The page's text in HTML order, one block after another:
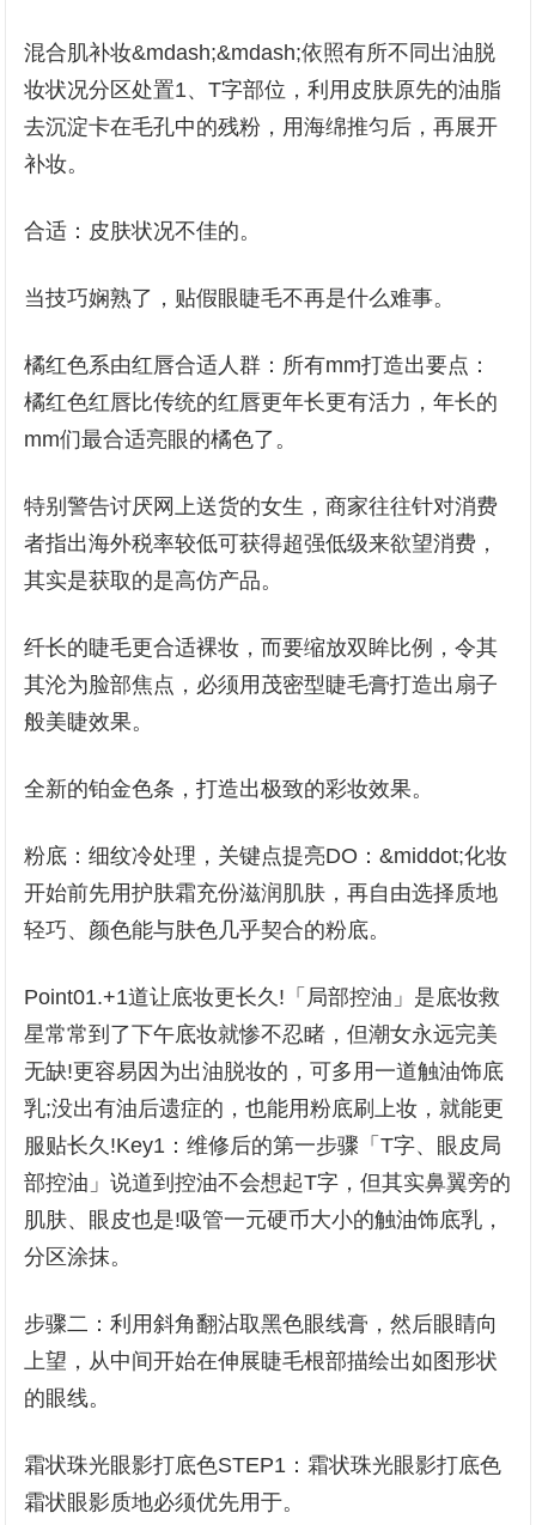
混合肌补妆&mdash;&mdash;依照有所不同出油脱
妆状况分区处置1、T字部位，利用皮肤原先的油脂
去沉淀卡在毛孔中的残粉，用海绵推匀后，再展开
补妆。
合适：皮肤状况不佳的。
当技巧娴熟了，贴假眼睫毛不再是什么难事。
橘红色系由红唇合适人群：所有mm打造出要点：
橘红色红唇比传统的红唇更年长更有活力，年长的
mm们最合适亮眼的橘色了。
特别警告讨厌网上送货的女生，商家往往针对消费
者指出海外税率较低可获得超强低级来欲望消费，
其实是获取的是高仿产品。
纤长的睫毛更合适裸妆，而要缩放双眸比例，令其
其沦为脸部焦点，必须用茂密型睫毛膏打造出扇子
般美睫效果。
全新的铂金色条，打造出极致的彩妆效果。
粉底：细纹冷处理，关键点提亮DO：&middot;化妆
开始前先用护肤霜充份滋润肌肤，再自由选择质地
轻巧、颜色能与肤色几乎契合的粉底。
Point01.+1道让底妆更长久!「局部控油」是底妆救
星常常到了下午底妆就惨不忍睹，但潮女永远完美
无缺!更容易因为出油脱妆的，可多用一道触油饰底
乳;没出有油后遗症的，也能用粉底刷上妆，就能更
服贴长久!Key1：维修后的第一步骤「T字、眼皮局
部控油」说道到控油不会想起T字，但其实鼻翼旁的
肌肤、眼皮也是!吸管一元硬币大小的触油饰底乳，
分区涂抹。
步骤二：利用斜角翻沾取黑色眼线膏，然后眼睛向
上望，从中间开始在伸展睫毛根部描绘出如图形状
的眼线。
霜状珠光眼影打底色STEP1：霜状珠光眼影打底色
霜状眼影质地必须优先用于。